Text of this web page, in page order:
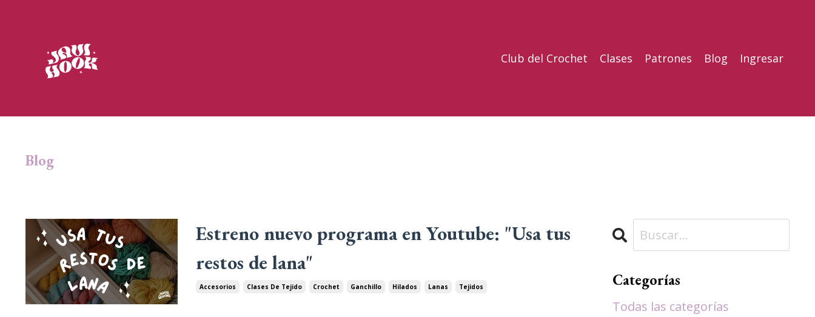
Club del Crochet Clases Patrones Blog Ingresar
Blog
Estreno nuevo programa en Youtube: "Usa tus
restos de lana"
Accesorios Clases De Tejido Crochet Ganchillo Hilados Lanas Tejidos Categorías
Todas las categorías